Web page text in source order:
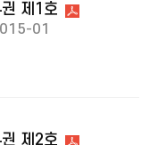
제1호
01
제2호